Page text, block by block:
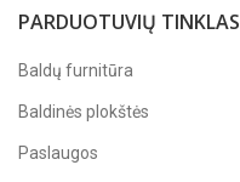
PARDUOTUVIŲ TINKLAS
Baldų furnitūra
Baldinės plokštės
Paslaugos